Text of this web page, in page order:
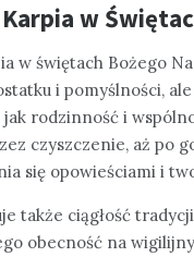
w
w świętach Bożego
i pomyślności,
rodzinność i
czyszczenie, aż po
się opowieściami i
także ciągłość
obecność na